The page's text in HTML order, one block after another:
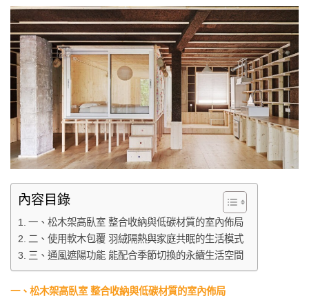
內容目錄
一、松木架高臥室 整合收納與低碳材質的室內佈局
二、使用軟木包覆 羽絨隔熱與家庭共眠的生活模式
三、通風遮陽功能 能配合季節切換的永續生活空間
一、松木架高臥室 整合收納與低碳材質的室內佈局